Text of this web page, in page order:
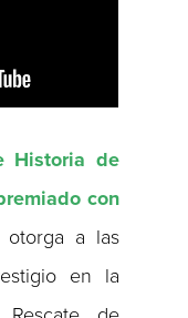
Historia de
con
a las
en la